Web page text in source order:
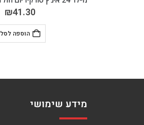
₪41.30
הוספה לסל
מידע שימושי